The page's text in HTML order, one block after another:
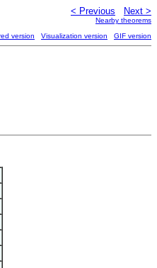
< Previous Next >
Nearby theorems
version Visualization version GIF version